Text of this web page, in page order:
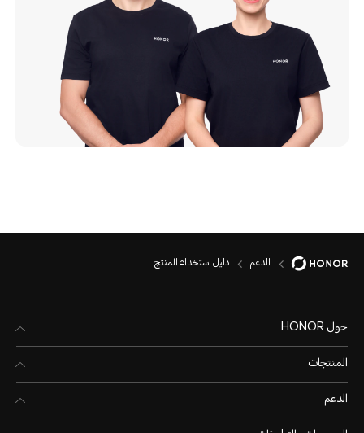
الدعم دليل استخدام المنتج
حول HONOR
المنتجات
الدعم